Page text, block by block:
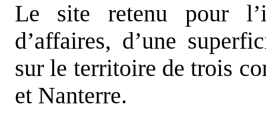
Le site retenu pour
d’affaires, d’une
sur le territoire de trois
et Nanterre.